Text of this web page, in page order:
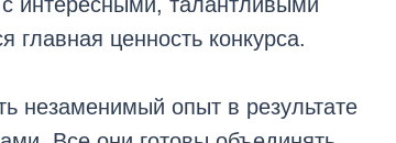
ценность конкурса.
незаменимый опыт в результате